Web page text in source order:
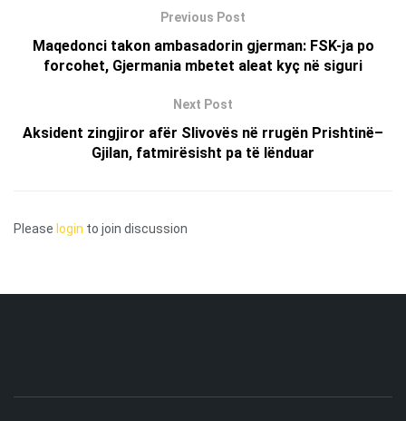
Previous Post
Maqedonci takon ambasadorin gjerman: FSK-ja po
forcohet, Gjermania mbetet aleat kyç në siguri
Next Post
Aksident zingjiror afër Slivovës në rrugën Prishtinë–
Gjilan, fatmirësisht pa të lënduar
Please login to join discussion